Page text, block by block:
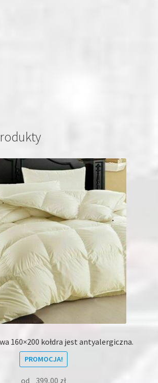
160×200 kołdra jest antyalergiczna.
PROMOCJA!
od 399,00 zł